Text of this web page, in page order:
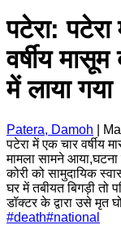
पटेरा: पटेरा
वर्षीय
में लाया गया
Patera, Damoh
पटेरा में एक चार वर्षीय
मामला सामने
कोरी को सामुदायिक
घर में तबीयत बिगड़ी तो
डॉक्टर के द्वारा उसे मृत
#death#national